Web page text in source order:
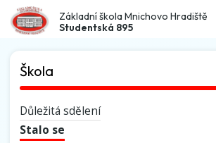
Základní škola Mnichovo Hradiště
Studentská 895
Škola
Důležitá sdělení
Stalo se